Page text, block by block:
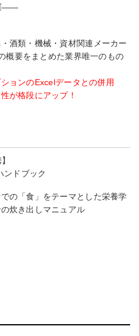
――
酒類・機械・資材関連メーカー
概要をまとめた業界唯一のもの
ョンのExcelデータとの併用
が格段にアップ！
ンドブック
の「食」をテーマとした栄養学
炊き出しマニュアル